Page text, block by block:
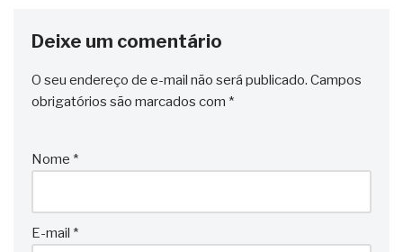
Deixe um comentário
O seu endereço de e-mail não será publicado. Campos
obrigatórios são marcados com *
Nome *
E-mail *